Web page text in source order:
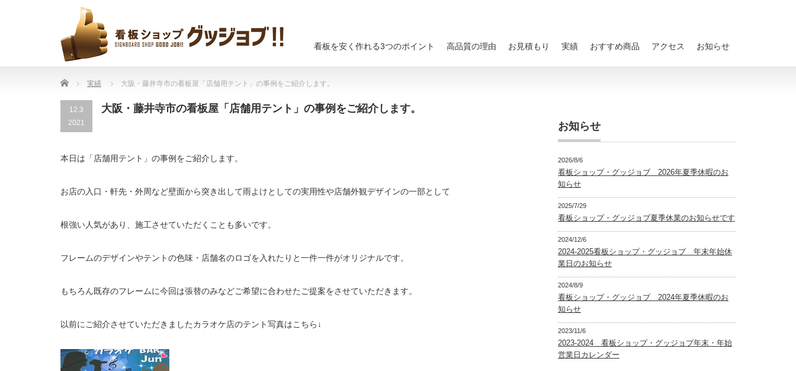
看板を安く作れる3つのポイント 高品質の理由 お見積もり 実績 おすすめ商品 アクセス お知らせ
Home 実績 大阪・藤井寺市の看板屋「店舗用テント」の事例をご紹介します。
12.3
2021
大阪・藤井寺市の看板屋「店舗用テント」の事例をご紹介します。
本日は「店舗用テント」の事例をご紹介します。
お店の入口・軒先・外周など壁面から突き出して雨よけとしての実用性や店舗外観デザインの一部として
根強い人気があり、施工させていただくことも多いです。
フレームのデザインやテントの色味・店舗名のロゴを入れたりと一件一件がオリジナルです。
もちろん既存のフレームに今回は張替のみなどご希望に合わせたご提案をさせていただきます。
以前にご紹介させていただきましたカラオケ店のテント写真はこちら↓
お知らせ
2026/8/6
看板ショップ・グッジョブ 2026年夏季休暇のお
知らせ
2025/7/29
看板ショップ・グッジョブ夏季休業のお知らせです
2024/12/6
2024-2025看板ショップ・グッジョブ 年末年始休
業日のお知らせ
2024/8/9
看板ショップ・グッジョブ 2024年夏季休暇のお
知らせ
2023/11/6
2023-2024 看板ショップ・グッジョブ年末・年始
営業日カレンダー